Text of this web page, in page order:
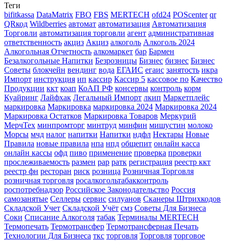
Теги
bifitkassa DataMatrix FBO FBS MERTECH ofd24 POScenter qr
QRкод Wildberries автомат автоматизация Автоматизация
Торговли автоматизация торговли агент административная
ответственность акциз Акциз алкоголь Алкоголь 2024
Алкогольная Отчетность алкомаркет бар Бармен
Безалкогольные Напитки Безрозницы Бизнес бизнес Бизнес
Советы блокчейн вендинг вода ЕГАИС егаис занятость икра
Импорт инструкция ип кассир Кассир 5 кассовое по Качество
Продукции ккт коап КоАП РФ консервы контроль корм
Куайринг Лайфхак Легальный Импорт лкип Маркетплейс
маркировка Маркировка маркировка 2024 Маркировка 2024
Маркировка Остатков Маркировка Товаров Меркурий
МерчТех минпромторг минтруд минфин мишустин молоко
Морсы мчд налог напитки Напитки ндфл Нектары Новые
Правила новые правила нпа нпд общепит онлайн касса
онлайн кассы офд пиво применение проверка проверки
прослеживаемость размен рар ратк регистрация реестр ккт
реестр фн ресторан риск розница Розничная Торговля
розничная торговля росалкогольтабакконтроль
роспотребнадзор Российское Законодательство Россия
самозанятые Селлеры сервис силуанов Сканеры Штрихкодов
Складской Учет Складской Учёт смз Советы Для Бизнеса
Соки Списание Алкоголя табак Терминалы MERTECH
Термопечать Термотрансфер Термотрансферная Печать
Технологии Для Бизнеса ткс торговля Торговля торговое